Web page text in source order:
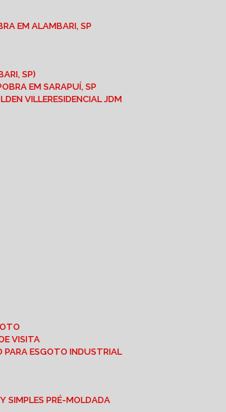
EM ALAMBARI, SP
SP)
OBRA EM SARAPUÍ, SP
VILLE RESIDENCIAL JDM
VISITA
PARA ESGOTO INDUSTRIAL
SIMPLES PRÉ-MOLDADA